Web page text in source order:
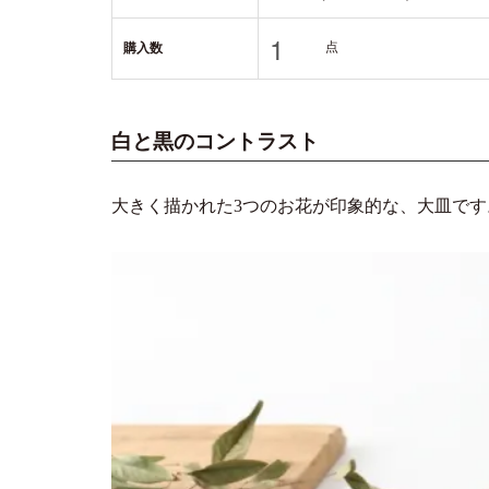
購入数 点
白と黒のコントラスト
大きく描かれた3つのお花が印象的な、大皿で